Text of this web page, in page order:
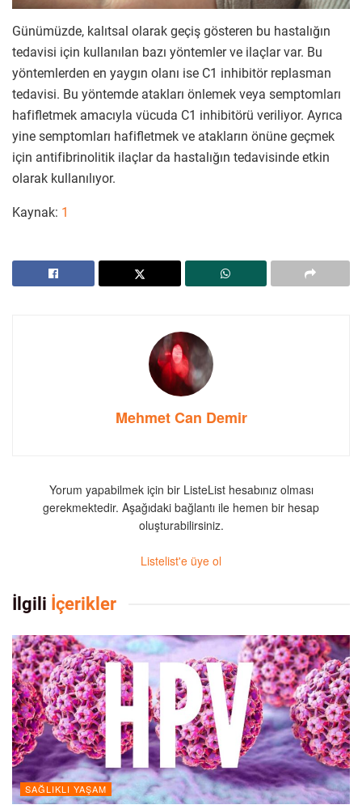
Günümüzde, kalıtsal olarak geçiş gösteren bu hastalığın
tedavisi için kullanılan bazı yöntemler ve ilaçlar var. Bu
yöntemlerden en yaygın olanı ise C1 inhibitör replasman
tedavisi. Bu yöntemde atakları önlemek veya semptomları
hafifletmek amacıyla vücuda C1 inhibitörü veriliyor. Ayrıca
yine semptomları hafifletmek ve atakların önüne geçmek
için antifibrinolitik ilaçlar da hastalığın tedavisinde etkin
olarak kullanılıyor.
Kaynak: 1
Mehmet Can Demir
Yorum yapabilmek için bir ListeList hesabınız olması
gerekmektedir. Aşağıdaki bağlantı ile hemen bir hesap
oluşturabilirsiniz.
Listelist'e üye ol
İlgili İçerikler
SAĞLIKLI YAŞAM